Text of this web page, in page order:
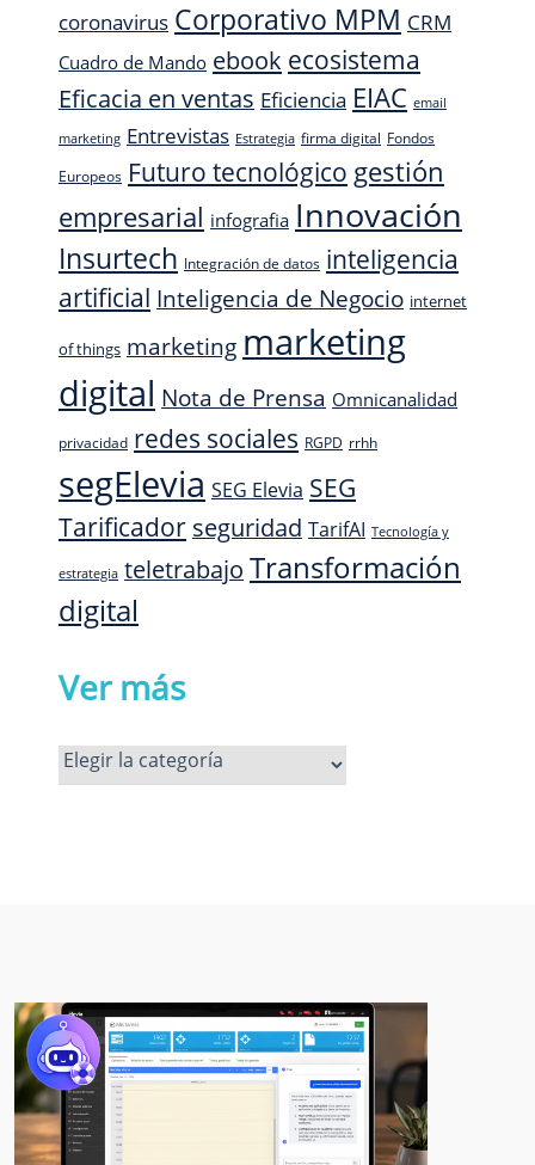
coronavirus Corporativo MPM CRM
Cuadro de Mando ebook ecosistema
Eficacia en ventas Eficiencia EIAC email
marketing Entrevistas Estrategia firma digital Fondos
Europeos Futuro tecnológico gestión
empresarial infografia Innovación
Insurtech Integración de datos inteligencia
artificial Inteligencia de Negocio internet
of things marketing marketing
digital Nota de Prensa Omnicanalidad
privacidad redes sociales RGPD rrhh
segElevia SEG Elevia SEG
Tarificador seguridad TarifAI Tecnología y
estrategia teletrabajo Transformación
digital
Ver más
Ver
más